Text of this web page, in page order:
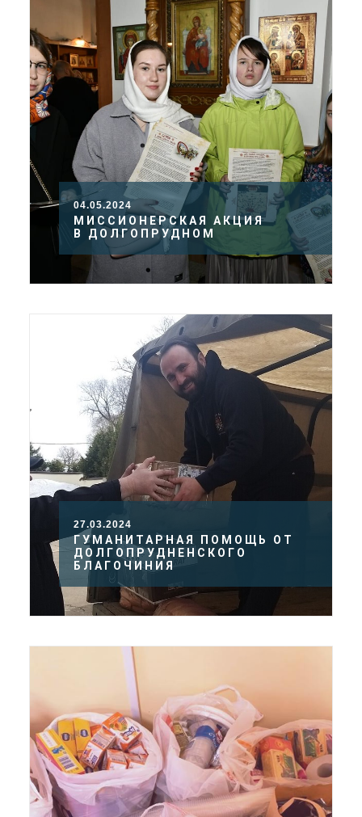
04.05.2024
МИССИОНЕРСКАЯ АКЦИЯ
В ДОЛГОПРУДНОМ
27.03.2024
ГУМАНИТАРНАЯ ПОМОЩЬ ОТ
ДОЛГОПРУДНЕНСКОГО
БЛАГОЧИНИЯ